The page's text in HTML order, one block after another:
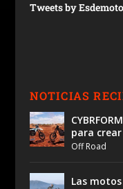
Tweets by
NOTICIAS
para
Off Road
Las